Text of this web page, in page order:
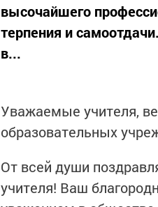
высочайшего
терпения и
в...
Уважаемые учителя,
образовательных
От всей души
учителя! Ваш